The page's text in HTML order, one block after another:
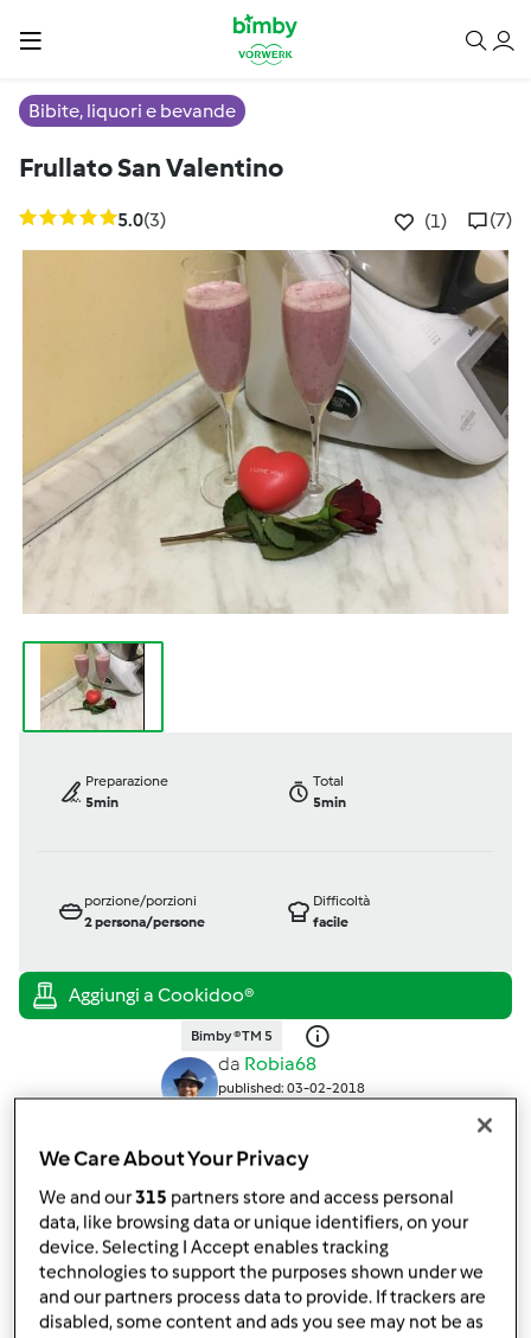
Bibite, liquori e bevande
Frullato San Valentino
5.0(3) (1) (7)
Preparazione
5min
Total
5min
porzione/porzioni
2persona/persone
Difficoltà
facile
Bimby ® TM 5
da Robia68
published: 03-02-2018
Aggiungi alle mie raccolte
condividi la ricetta
Crea variante
We Care About Your Privacy
We and our315 partners store and access personal
data, like browsing data or unique identifiers, on your
device. Selecting I Accept enables tracking
technologies to support the purposes shown under we
and our partners process data to provide. If trackers are
disabled, some content and ads you see may not be as